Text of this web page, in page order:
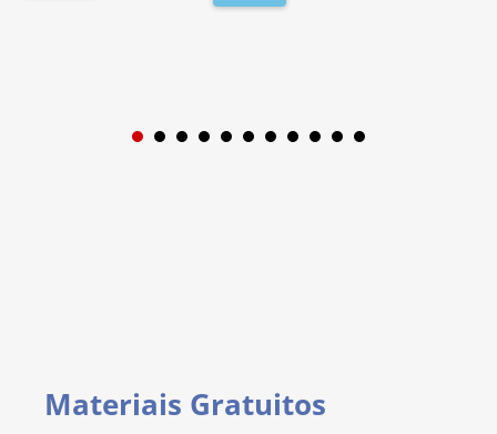
1 2 3
Materiais Gratuitos